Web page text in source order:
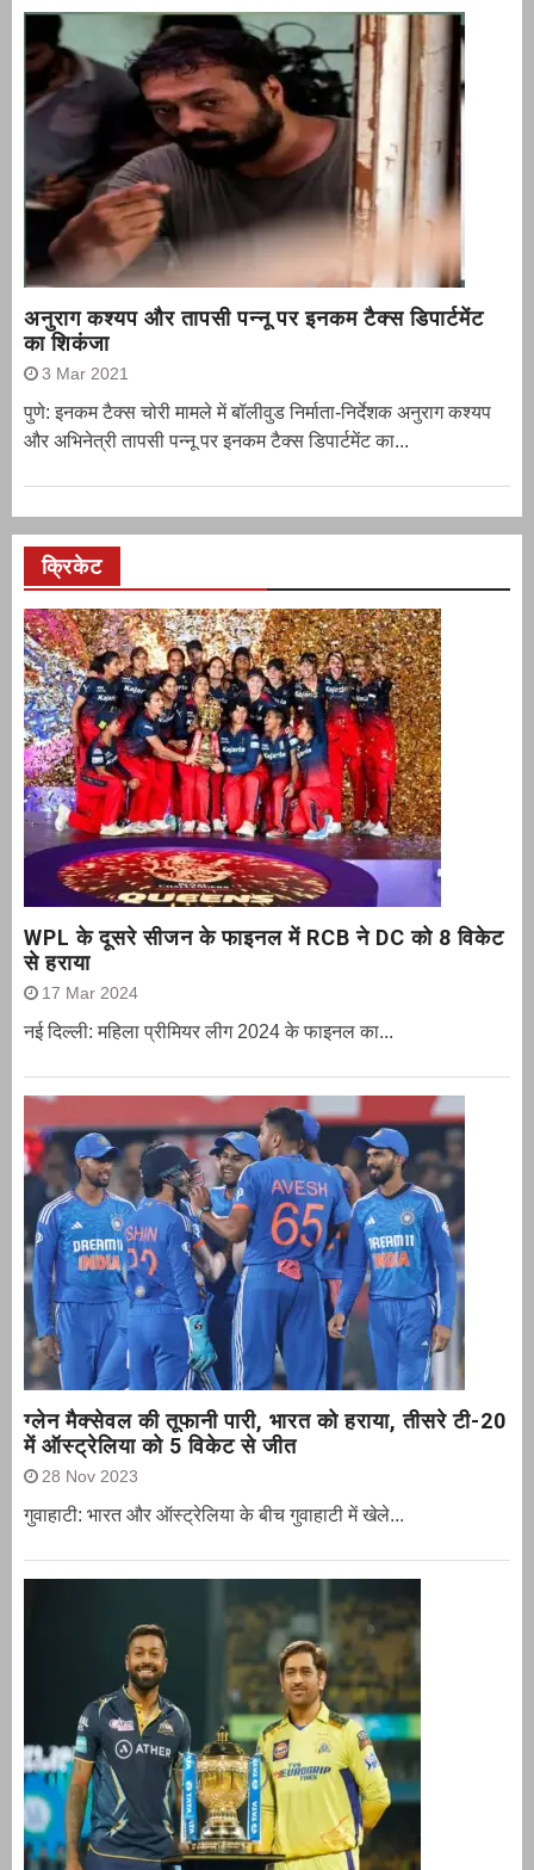
अनुराग कश्यप और तापसी पन्नू पर इनकम टैक्स डिपार्टमेंट
का शिकंजा
3 Mar 2021
पुणे: इनकम टैक्स चोरी मामले में बॉलीवुड निर्माता-निर्देशक अनुराग कश्यप
और अभिनेत्री तापसी पन्नू पर इनकम टैक्स डिपार्टमेंट का...
क्रिकेट
WPL के दूसरे सीजन के फाइनल में RCB ने DC को 8 विकेट
से हराया
17 Mar 2024
नई दिल्ली: महिला प्रीमियर लीग 2024 के फाइनल का...
ग्‍लेन मैक्‍सेवल की तूफानी पारी, भारत को हराया, तीसरे टी-20
में ऑस्ट्रेलिया को 5 विकेट से जीत
28 Nov 2023
गुवाहाटी: भारत और ऑस्‍ट्रेलिया के बीच गुवाहाटी में खेले...